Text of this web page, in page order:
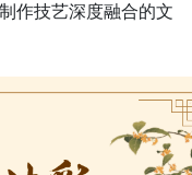
作技艺深度融合的文